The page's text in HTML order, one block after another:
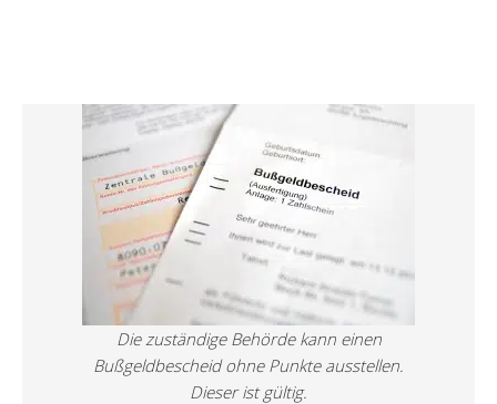
Die zuständige Behörde kann einen
Bußgeldbescheid ohne Punkte ausstellen.
Dieser ist gültig.